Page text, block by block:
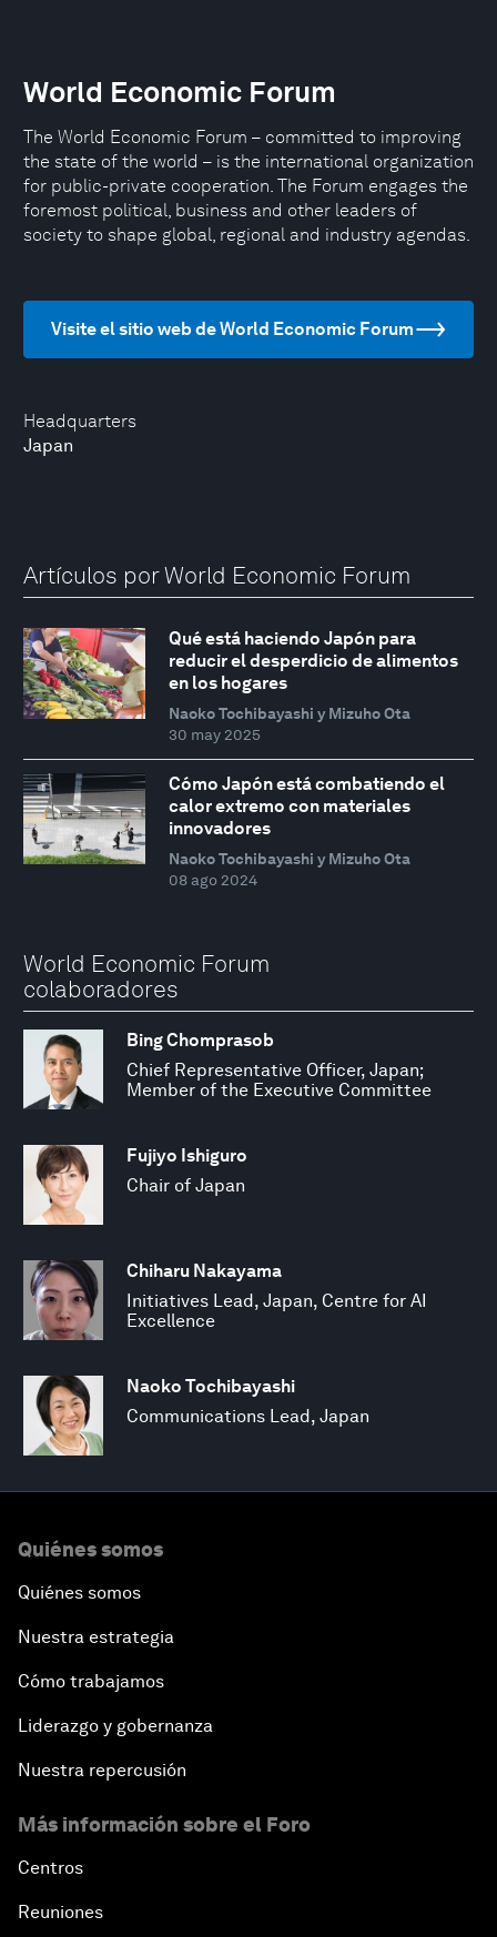
Headquarters
Japan
World Economic Forum
The World Economic Forum – committed to improving
the state of the world – is the international organization
for public-private cooperation. The Forum engages the
foremost political, business and other leaders of
society to shape global, regional and industry agendas.
Visite el sitio web de World Economic Forum
Artículos por World Economic Forum
Qué está haciendo Japón para
reducir el desperdicio de alimentos
en los hogares
Naoko Tochibayashi y Mizuho Ota
30 may 2025
Cómo Japón está combatiendo el
calor extremo con materiales
innovadores
Naoko Tochibayashi y Mizuho Ota
08 ago 2024
World Economic Forum
colaboradores
Bing Chomprasob
Chief Representative Officer, Japan;
Member of the Executive Committee
Fujiyo Ishiguro
Chair of Japan
Chiharu Nakayama
Initiatives Lead, Japan, Centre for AI
Excellence
Naoko Tochibayashi
Communications Lead, Japan
Quiénes somos
Quiénes somos
Nuestra estrategia
Cómo trabajamos
Liderazgo y gobernanza
Nuestra repercusión
Más información sobre el Foro
Centros
Reuniones